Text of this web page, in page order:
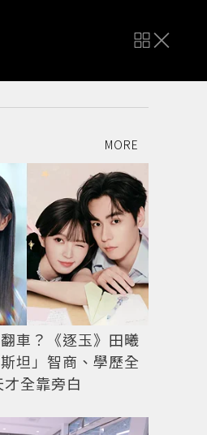
MORE
車？《逐玉》田曦
坦」智商、學歷全
全靠旁白